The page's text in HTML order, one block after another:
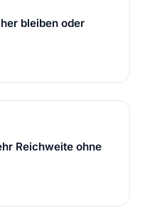
bleiben oder
Reichweite ohne